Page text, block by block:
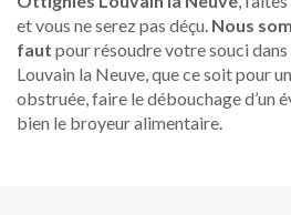
et vous ne serez pas déçu. Nous
faut pour résoudre votre souci
Louvain la Neuve, que ce soit pour
obstruée, faire le débouchage d’un
bien le broyeur alimentaire.